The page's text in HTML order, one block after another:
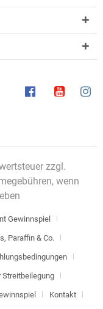
zzgl.
wenn
Gewinnspiel
Paraffin & Co.
Kontakt